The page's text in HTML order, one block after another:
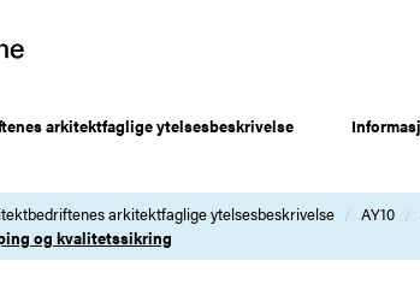
arkitektfaglige ytelsesbeskrivelse
arkitektfaglige ytelsesbeskrivelse AY10
og kvalitetssikring